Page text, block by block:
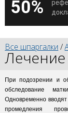
50%
Все шпаргалки /
Лечение
При подозрении и
обследование
Одновременно
промедления